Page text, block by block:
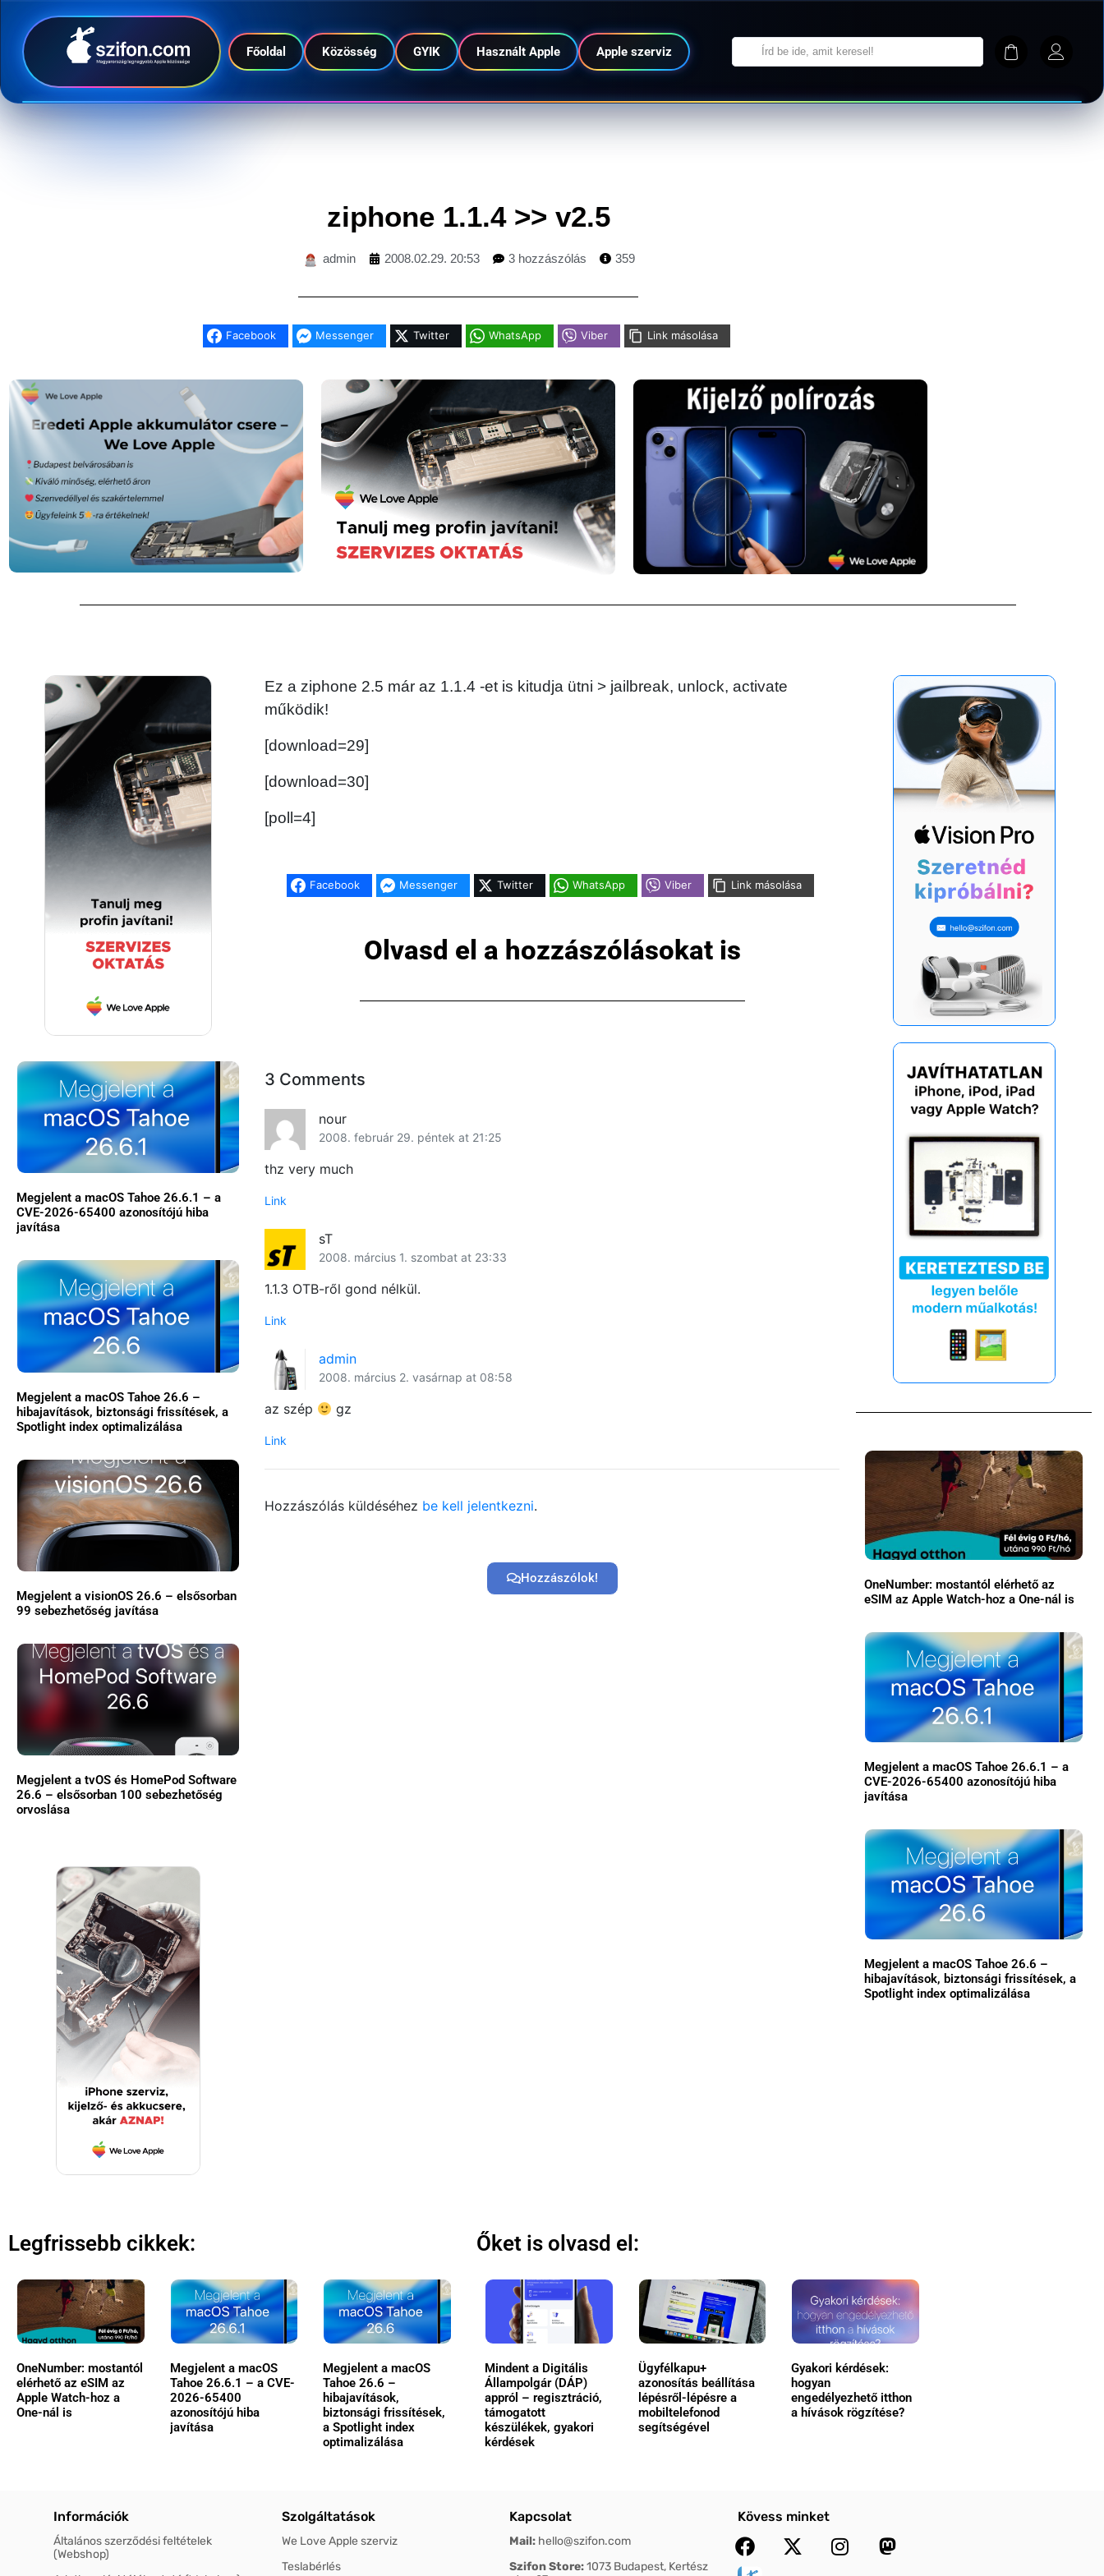
Főoldal Közösség GYIK Használt Apple Apple szerviz
ziphone 1.1.4 >> v2.5
admin 2008.02.29. 20:53 3 hozzászólás 359
Facebook Messenger Twitter WhatsApp Viber Link másolása
Megjelent a macOS Tahoe 26.6.1 – a
CVE-2026-65400 azonosítójú hiba
javítása
Megjelent a macOS Tahoe 26.6 –
hibajavítások, biztonsági frissítések, a
Spotlight index optimalizálása
Megjelent a visionOS 26.6 – elsősorban
99 sebezhetőség javítása
Megjelent a tvOS és HomePod Software
26.6 – elsősorban 100 sebezhetőség
orvoslása
Ez a ziphone 2.5 már az 1.1.4 -et is kitudja ütni > jailbreak, unlock, activate
működik!
[download=29]
[download=30]
[poll=4]
Facebook Messenger Twitter WhatsApp Viber Link másolása
Olvasd el a hozzászólásokat is
3 Comments
nour
2008. február 29. péntek at 21:25
thz very much
Link
sT
2008. március 1. szombat at 23:33
1.1.3 OTB-ről gond nélkül.
Link
admin
2008. március 2. vasárnap at 08:58
az szép gz
Link
Hozzászólás küldéséhez be kell jelentkezni.
Hozzászólok!
OneNumber: mostantól elérhető az
eSIM az Apple Watch-hoz a One-nál is
Megjelent a macOS Tahoe 26.6.1 – a
CVE-2026-65400 azonosítójú hiba
javítása
Megjelent a macOS Tahoe 26.6 –
hibajavítások, biztonsági frissítések, a
Spotlight index optimalizálása
Legfrissebb cikkek:
OneNumber: mostantól
elérhető az eSIM az
Apple Watch-hoz a
One-nál is
Megjelent a macOS
Tahoe 26.6.1 – a CVE-
2026-65400
azonosítójú hiba
javítása
Megjelent a macOS
Tahoe 26.6 –
hibajavítások,
biztonsági frissítések,
a Spotlight index
optimalizálása
Őket is olvasd el:
Mindent a Digitális
Állampolgár (DÁP)
appról – regisztráció,
támogatott
készülékek, gyakori
kérdések
Ügyfélkapu+
azonosítás beállítása
lépésről-lépésre a
mobiltelefonod
segítségével
Gyakori kérdések:
hogyan
engedélyezhető itthon
a hívások rögzítése?
Információk
Általános szerződési feltételek
(Webshop)
Szolgáltatások
We Love Apple szerviz
Teslabérlés
Kapcsolat
Mail: hello@szifon.com
Szifon Store:1073 Budapest, Kertész
Kövess minket
Közösség
GYIK
Használt Apple
Apple szerviz